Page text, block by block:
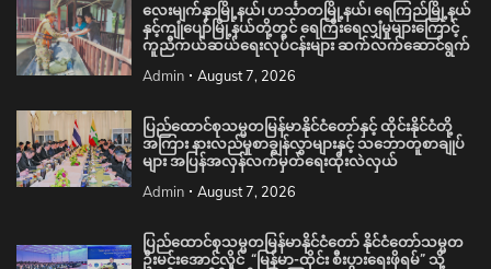
လေးမျက်နှာမြို့နယ်၊ ဟင်္သာတမြို့နယ်၊ ရေကြည်မြို့နယ်
နှင့်ကျုံပျော်မြို့နယ်တို့တွင် ရေကြီးရေလျှံမှုများကြောင့်
ကူညီကယ်ဆယ်ရေးလုပ်ငန်းများ ဆက်လက်ဆောင်ရွက်
Admin August 7, 2026
ပြည်ထောင်စုသမ္မတမြန်မာနိုင်ငံတော်နှင့် ထိုင်းနိုင်ငံတို့
အကြား နားလည်မှုစာချွန်လွှာများနှင့် သဘောတူစာချုပ်
များ အပြန်အလှန်လက်မှတ်ရေးထိုးလဲလှယ်
Admin August 7, 2026
ပြည်ထောင်စုသမ္မတမြန်မာနိုင်ငံတော် နိုင်ငံတော်သမ္မတ
ဦးမင်းအောင်လှိုင် “မြန်မာ-ထိုင်း စီးပွားရေးဖိုရမ်” သို့